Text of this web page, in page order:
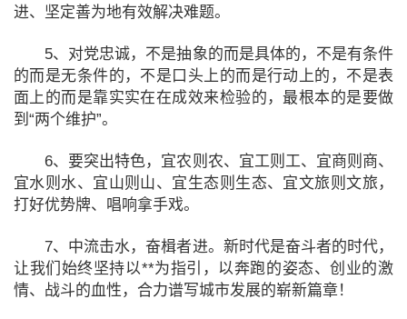
进、坚定善为地有效解决难题。
5、对党忠诚，不是抽象的而是具体的，不是有条件
的而是无条件的，不是口头上的而是行动上的，不是表
面上的而是靠实实在在成效来检验的，最根本的是要做
到“两个维护”。
6、要突出特色，宜农则农、宜工则工、宜商则商、
宜水则水、宜山则山、宜生态则生态、宜文旅则文旅，
打好优势牌、唱响拿手戏。
7、中流击水，奋楫者进。新时代是奋斗者的时代，
让我们始终坚持以**为指引，以奔跑的姿态、创业的激
情、战斗的血性，合力谱写城市发展的崭新篇章！